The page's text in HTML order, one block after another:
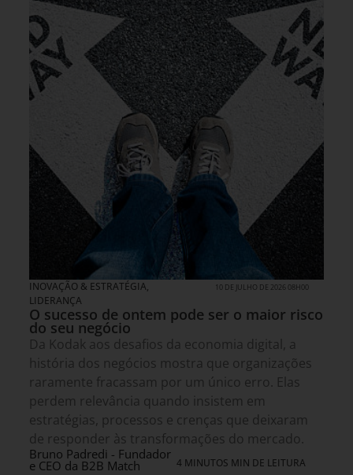
INOVAÇÃO & ESTRATÉGIA,
LIDERANÇA
10 DE JULHO DE 2026 08H00
O sucesso de ontem pode ser o maior risco
do seu negócio
Da Kodak aos desafios da economia digital, a
história dos negócios mostra que organizações
raramente fracassam por um único erro. Elas
perdem relevância quando insistem em
estratégias, processos e crenças que deixaram
de responder às transformações do mercado.
Bruno Padredi - Fundador
e CEO da B2B Match 4 MINUTOS MIN DE LEITURA